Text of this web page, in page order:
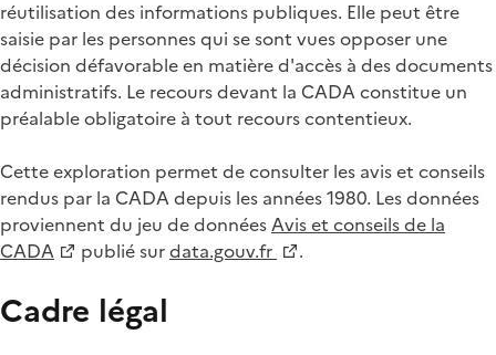
réutilisation des informations publiques. Elle peut être
saisie par les personnes qui se sont vues opposer une
décision défavorable en matière d'accès à des documents
administratifs. Le recours devant la CADA constitue un
préalable obligatoire à tout recours contentieux.
Cette exploration permet de consulter les avis et conseils
rendus par la CADA depuis les années 1980. Les données
proviennent du jeu de donnéesAvis et conseils de la
CADA
publié surdata.gouv.fr .
Cadre légal